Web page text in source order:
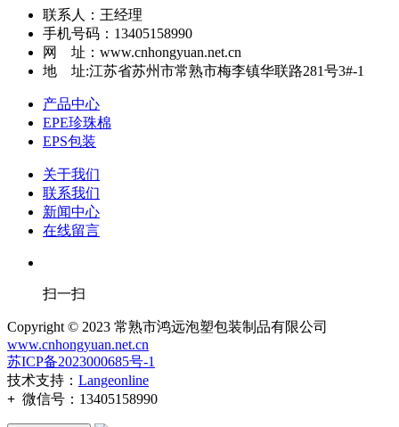
联系人：王经理
手机号码：13405158990
网 址：www.cnhongyuan.net.cn
地 址:江苏省苏州市常熟市梅李镇华联路281号3#-1
产品中心
EPE珍珠棉
EPS包装
关于我们
联系我们
新闻中心
在线留言
扫一扫
Copyright © 2023 常熟市鸿远泡塑包装制品有限公司
www.cnhongyuan.net.cn
苏ICP备2023000685号-1
技术支持： Langeonline
+ 微信号： 13405158990